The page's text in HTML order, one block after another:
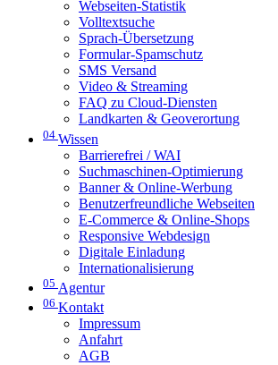
Webseiten-Statistik
Volltextsuche
Sprach-Übersetzung
Formular-Spamschutz
SMS Versand
Video & Streaming
FAQ zu Cloud-Diensten
Landkarten & Geoverortung
04 Wissen
Barrierefrei / WAI
Suchmaschinen-Optimierung
Banner & Online-Werbung
Benutzerfreundliche Webseiten
E-Commerce & Online-Shops
Responsive Webdesign
Digitale Einladung
Internationalisierung
05 Agentur
06 Kontakt
Impressum
Anfahrt
AGB